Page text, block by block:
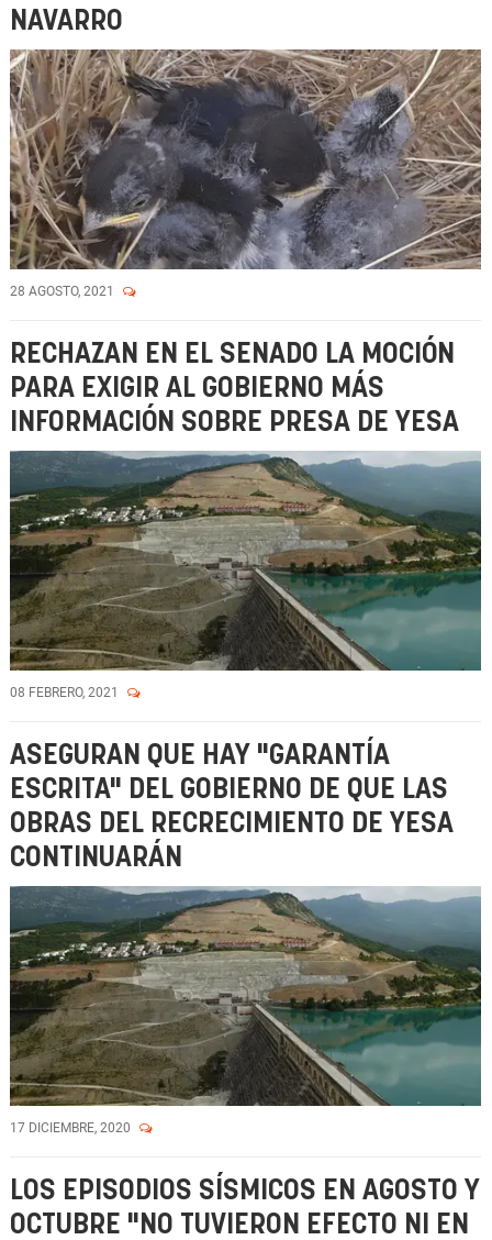
NAVARRO
28 AGOSTO, 2021
RECHAZAN EN EL SENADO LA MOCIÓN
PARA EXIGIR AL GOBIERNO MÁS
INFORMACIÓN SOBRE PRESA DE YESA
08 FEBRERO, 2021
ASEGURAN QUE HAY "GARANTÍA
ESCRITA" DEL GOBIERNO DE QUE LAS
OBRAS DEL RECRECIMIENTO DE YESA
CONTINUARÁN
17 DICIEMBRE, 2020
LOS EPISODIOS SÍSMICOS EN AGOSTO Y
OCTUBRE "NO TUVIERON EFECTO NI EN